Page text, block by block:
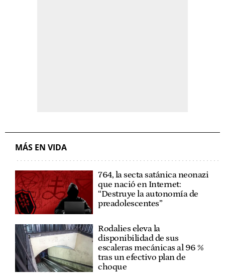
MÁS EN VIDA
764, la secta satánica neonazi
que nació en Internet:
“Destruye la autonomía de
preadolescentes”
Rodalies eleva la
disponibilidad de sus
escaleras mecánicas al 96 %
tras un efectivo plan de
choque